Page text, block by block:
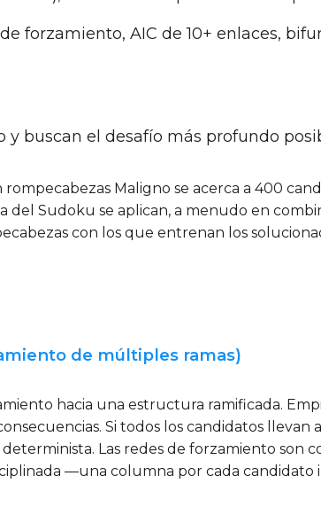
forzamiento, AIC de 10+ enlaces,
buscan el desafío más profundo
Maligno se acerca a 400
del Sudoku se aplican, a menudo en
con los que entrenan los
de múltiples ramas)
hacia una estructura ramificada.
Si todos los candidatos
Las redes de forzamiento son
—una columna por cada candidato